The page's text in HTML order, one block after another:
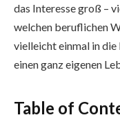
das Interesse groß –
welchen beruflichen
vielleicht einmal in
einen ganz eigenen
Table of